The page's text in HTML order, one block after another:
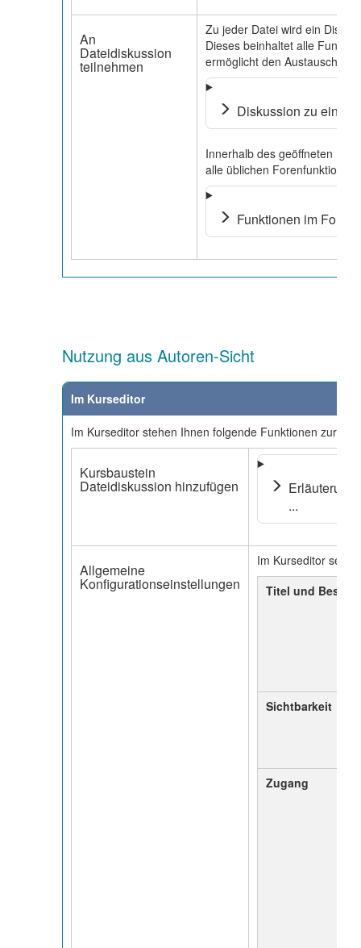
An
Dateidiskussion
teilnehmen
Zu jeder Datei wird ein
Dieses beinhaltet alle
ermöglicht den Austausch
Diskussion zu einer
Innerhalb des geöffneten
alle üblichen Forenfunktionen
Funktionen im Forum
Nutzung aus Autoren-Sicht
Im Kurseditor
Im Kurseditor stehen Ihnen folgende Funktionen zur
Kursbaustein
Dateidiskussion hinzufügen
Erläuterung
...
Allgemeine
Konfigurationseinstellungen
Im Kurseditor
Titel und
Sichtbarkeit
Zugang